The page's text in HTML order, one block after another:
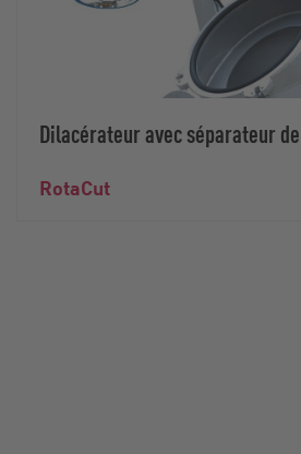
Dilacérateur avec séparateur
RotaCut